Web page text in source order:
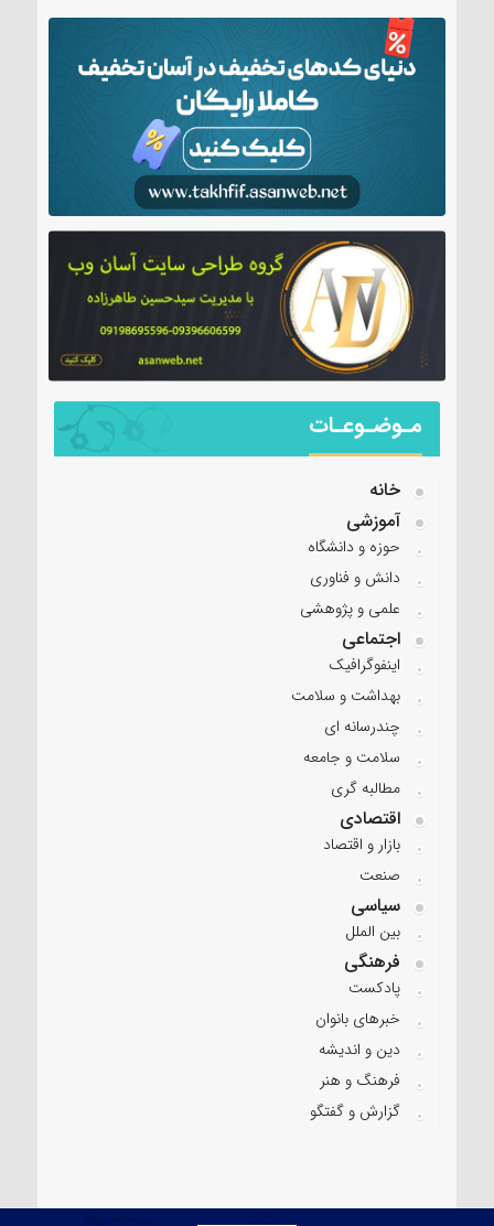
مـوضـوعـات
خانه
آموزشی
حوزه و دانشگاه
دانش و فناوری
علمی و پژوهشی
اجتماعی
اینفوگرافیک
بهداشت و سلامت
چندرسانه ای
سلامت و جامعه
مطالبه گری
اقتصادی
بازار و اقتصاد
صنعت
سیاسی
بین الملل
فرهنگی
پادکست
خبرهای بانوان
دین و اندیشه
فرهنگ و هنر
گزارش و گفتگو